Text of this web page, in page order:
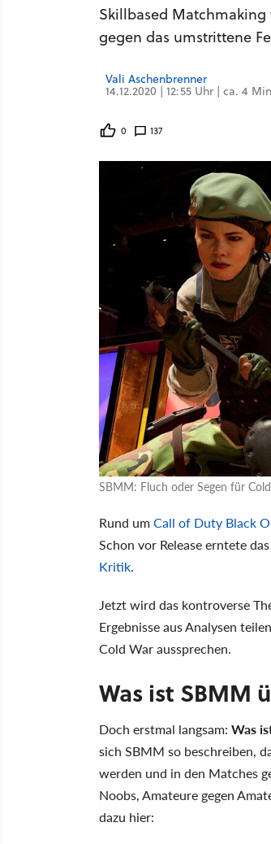
Skillbased Matchmaking
gegen das umstrittene
Vali Aschenbrenner
14.12.2020 | 12:55 Uhr | ca. 4
0 137
SBMM: Fluch oder Segen für
Rund umCall of Duty Black
Schon vor Release erntete
Kritik.
Jetzt wird das kontroverse
Ergebnisse aus Analysen
Cold War aussprechen.
Was ist SBMM
Doch erstmal langsam: Was
sich SBMM so beschreiben,
werden und in den Matches
Noobs, Amateure gegen
dazu hier: